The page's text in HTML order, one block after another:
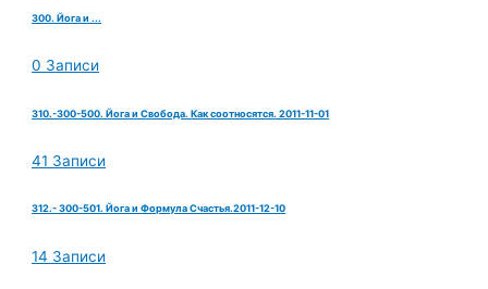
300. Йога и ...
0 Записи
310.-300-500. Йога и Свобода. Как соотносятся. 2011-11-01
41 Записи
312.- 300-501. Йога и Формула Счастья.2011-12-10
14 Записи